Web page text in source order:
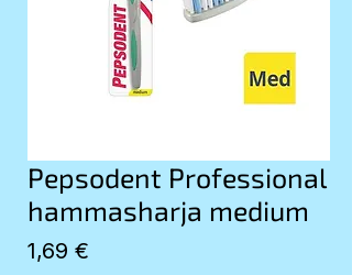
Pepsodent Professional
hammasharja medium
1,69 €